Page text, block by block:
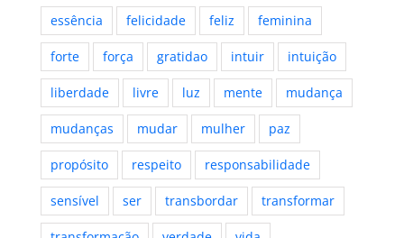
essência felicidade feliz feminina
forte força gratidao intuir intuição
liberdade livre luz mente mudança
mudanças mudar mulher paz
propósito respeito responsabilidade
sensível ser transbordar transformar